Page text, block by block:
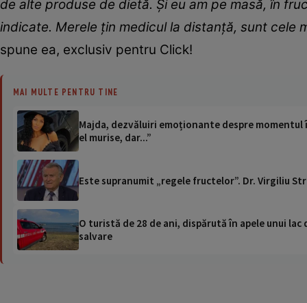
de alte produse de dietă. Și eu am pe masă, în
indicate. Merele țin medicul la distanță, sunt cele
spune ea, exclusiv pentru Click!
MAI MULTE PENTRU TINE
Majda, dezvăluiri emoționante despre
el murise, dar...”
Este supranumit „regele fructelor”. Dr. Virgiliu
O turistă de 28 de ani, dispărută în apele unui
salvare